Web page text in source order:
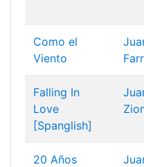
Como el
Viento
Falling In
Love
[Spanglish]
20 Años